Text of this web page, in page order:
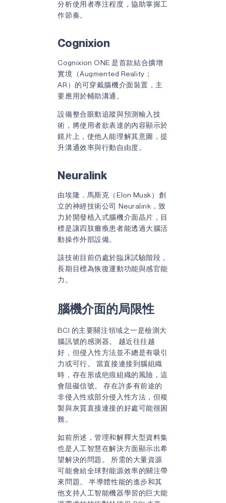
分析使用者專注程度，協助掌握工
作節奏。
Cognixion
Cognixion ONE 是首款結合擴增
實境（Augmented Reality；
AR）的可穿戴腦機介面裝置，主
要應用於輔助溝通。
設備整合眼動追蹤與預測輸入技
術，將使用者欲表達的內容顯示於
鏡片上，使他人能理解其意圖，提
升溝通效率與行動自由度。
Neuralink
由埃隆．馬斯克（Elon Musk）創
立的神經技術公司 Neuralink，致
力於開發植入式腦機介面晶片，目
標是讓四肢癱瘓患者能透過大腦活
動操作外部設備。
該技術目前仍處於臨床試驗階段，
長期目標為恢復運動功能與感官能
力。
腦機介面的局限性
BCI 的主要關注領域之一是檢測大
腦訊號的感測器。 越近往往越
好，但侵入性方法並不總是有吸引
力或可行。 當直接連接到腦組織
時，存在形成疤痕組織的風險，這
會阻礙信號。 存在許多有前途的
非侵入性或部分侵入性方法，但複
製與灰質直接連接的好處可能很困
難。
如前所述，管理和解釋大型資料集
也是人工智慧在解決方面顯示出希
望解決的問題。 所需的大量資源
可能會給全球對能源效率的關注帶
來問題。 半導體性能的進步和其
他支持人工智能機器學習的巨大能